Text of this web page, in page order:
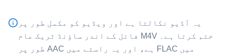
یہ آڈیو نکالتا ہے اور ویڈیو کو مکمل طور پر
ختم کرتا ہے۔ ⁦M4V⁩ فائل کے اندر ساؤنڈ ٹریک عام
طور پر AAC ہے، اور یہ راستے میں FLAC میں